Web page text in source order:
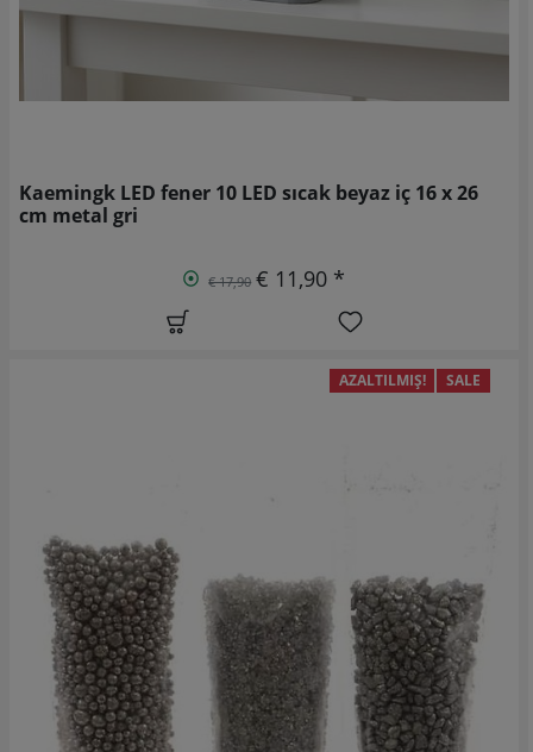
Kaemingk LED fener 10 LED sıcak beyaz iç 16 x 26
cm metal gri
€ 17,90 € 11,90 *
AZALTILMIŞ! SALE